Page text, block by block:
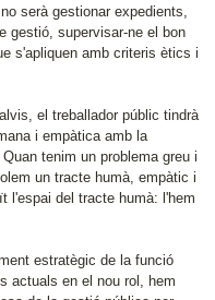
serà gestionar expedients,
gestió, supervisar-ne el bon
s'apliquen amb criteris ètics i
el treballador públic tindrà
i empàtica amb la
tenim un problema greu i
un tracte humà, empàtic i
l'espai del tracte humà: l'hem
estratègic de la funció
actuals en el nou rol, hem